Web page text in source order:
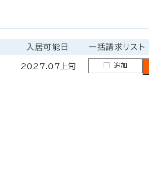
入居可能日 一括請求リスト
2027.07上旬 追加